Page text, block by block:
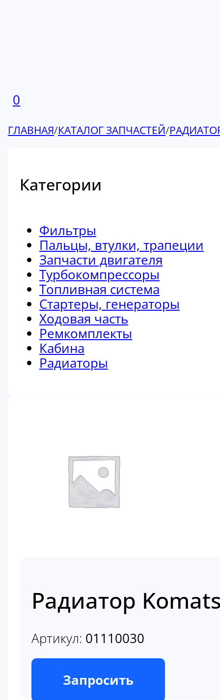
0
ГЛАВНАЯ/КАТАЛОГ ЗАПЧАСТЕЙ/
Категории
Фильтры
Пальцы, втулки, трапеции
Запчасти двигателя
Турбокомпрессоры
Топливная система
Стартеры, генераторы
Ходовая часть
Ремкомплекты
Кабина
Радиаторы
Радиатор
Артикул: 01110030
В наличии
Запросить